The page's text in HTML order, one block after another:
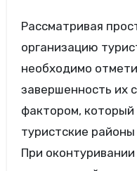
Рассматривая
организацию
необходимо
завершенность их
фактором,
туристские
При